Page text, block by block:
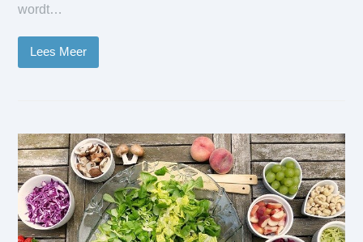
wordt…
Lees Meer